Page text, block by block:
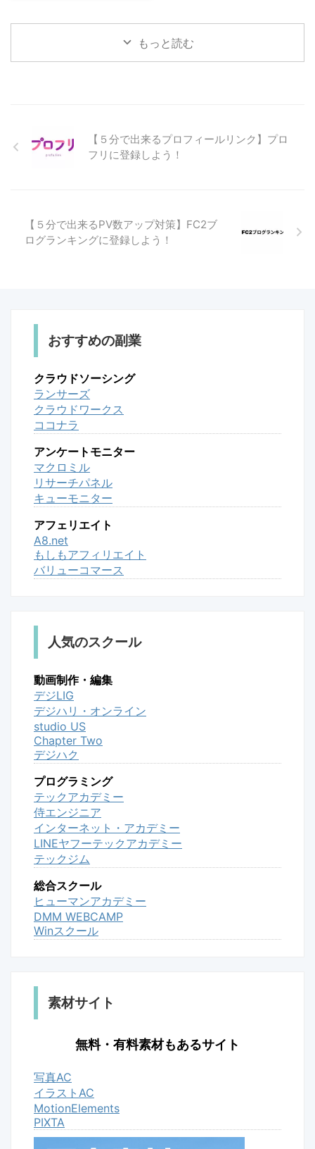
「ドメイン年数」「被リンク」等
となります。この中で「コンテン
は中古ドメインを購入して始める
ことぐらいでしょうか。 では、
残りの「被リンク」はというと、
もっと読む
【５分で出来るプロフィールリンク】プロ
フリに登録しよう！
【５分で出来るPV数アップ対策】FC2ブ
ログランキングに登録しよう！
おすすめの副業
クラウドソーシング
ランサーズ
クラウドワークス
ココナラ
アンケートモニター
マクロミル
リサーチパネル
キューモニター
アフェリエイト
A8.net
もしもアフィリエイト
バリューコマース
人気のスクール
動画制作・編集
デジLIG
デジハリ・オンライン
studio US
Chapter Two
デジハク
プログラミング
テックアカデミー
侍エンジニア
インターネット・アカデミー
LINEヤフーテックアカデミー
テックジム
総合スクール
ヒューマンアカデミー
DMM WEBCAMP
Winスクール
素材サイト
無料・有料素材もあるサイト
写真AC
イラストAC
MotionElements
PIXTA